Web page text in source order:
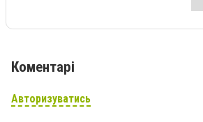
Коментарі
Авторизуватись